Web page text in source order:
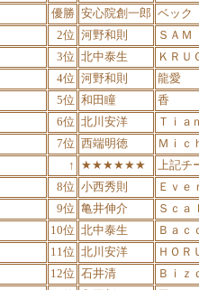
優勝 安心院創一郎 ベック
2位 河野和則
ＳＡＭ
3位 北中泰生
ＫＲＵ
4位 河野和則
龍愛
5位 和田瞳
香
6位 北川安洋
Ｔｉａ
7位
西端明徳
Ｍｉｃ
↑
★★★★★★
上記チ
8位 小西秀則
Ｅｖｅ
9位 亀井伸介
Ｓｃａ
10位 北中泰生
Ｂａ
11位 北川安洋
ＨＯＲ
12位 石井清
Ｂｉｚ